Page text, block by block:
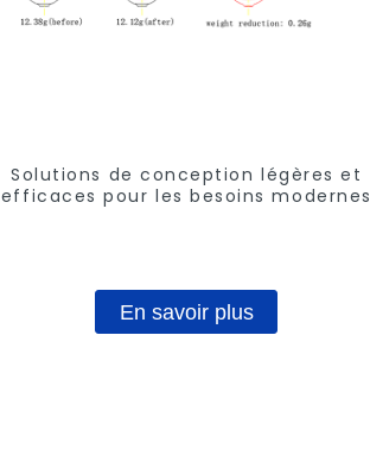
Solutions de conception légères et
efficaces pour les besoins modernes
En savoir plus